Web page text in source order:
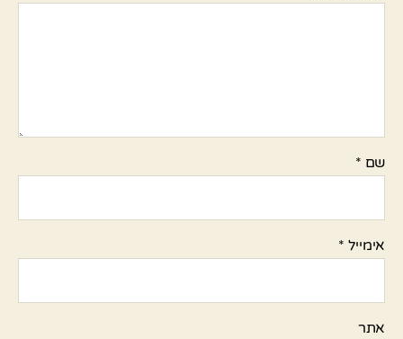
שם *
אימייל *
אתר